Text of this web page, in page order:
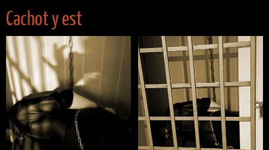
Cachot y est